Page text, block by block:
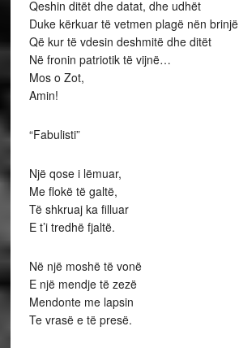
Qeshin ditët dhe datat, dhe udhët
Duke kërkuar të vetmen plagë nën brinjë
Që kur të vdesin deshmitë dhe ditët
Në fronin patriotik të vijnë…
Mos o Zot,
Amin!
“Fabulisti”
Një qose i lëmuar,
Me flokë të galtë,
Të shkruaj ka filluar
E t’i tredhë fjaltë.
Në një moshë të vonë
E një mendje të zezë
Mendonte me lapsin
Te vrasë e të presë.